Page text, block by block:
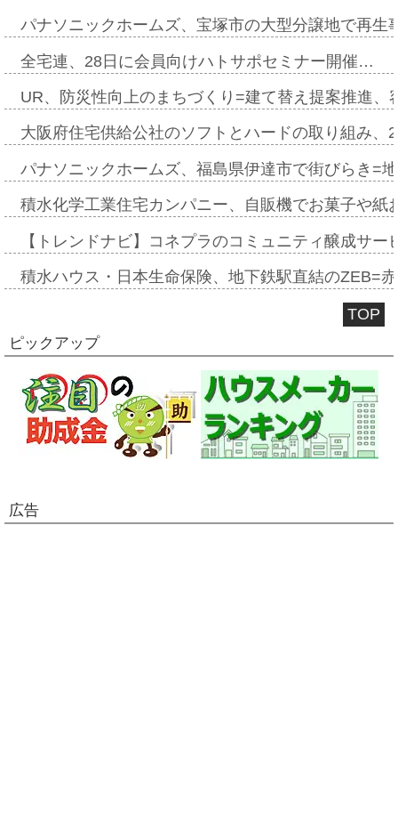
パナソニックホームズ、宝塚市の大型分譲地で再
全宅連、28日に会員向けハトサポセミナー開催…
UR、防災性向上のまちづくり=建て替え提案推進
大阪府住宅供給公社のソフトとハードの取り組み
パナソニックホームズ、福島県伊達市で街びらき=
積水化学工業住宅カンパニー、自販機でお菓子や
【トレンドナビ】コネプラのコミュニティ醸成サ
積水ハウス・日本生命保険、地下鉄駅直結のZEB=
TOP
ピックアップ
広告